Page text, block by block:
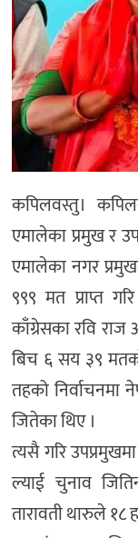
कपिलवस्तु।
एमालेका प्रमुख र
एमालेका नगर
९९९ मत प्राप्त
काँग्रेसका रवि राज
बिच ६ सय ३९
तहको निर्वाचनमा
जितेका थिए ।
त्यसै गरि
ल्याई चुनाव
तारावती थारुले १८